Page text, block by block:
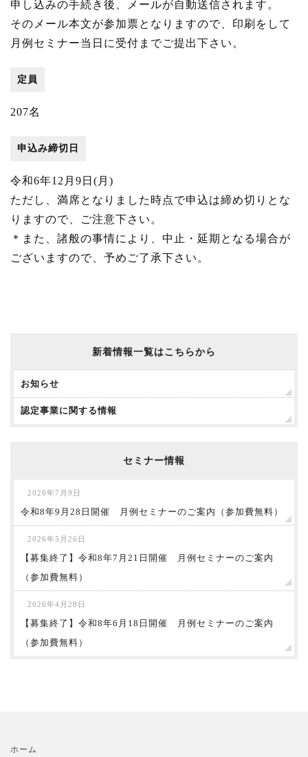
申し込みの手続き後、メールが自動送信されます。
そのメール本文が参加票となりますので、印刷をして
月例セミナー当日に受付までご提出下さい。
定員
207名
申込み締切日
令和6年12月9日(月)
ただし、満席となりました時点で申込は締め切りとな
りますので、ご注意下さい。
＊また、諸般の事情により、中止・延期となる場合が
ございますので、予めご了承下さい。
新着情報一覧はこちらから
お知らせ
認定事業に関する情報
セミナー情報
2026年7月9日
令和8年9月28日開催 月例セミナーのご案内（参加費無料）
2026年5月26日
【募集終了】令和8年7月21日開催 月例セミナーのご案内
（参加費無料）
2026年4月28日
【募集終了】令和8年6月18日開催 月例セミナーのご案内
（参加費無料）
ホーム